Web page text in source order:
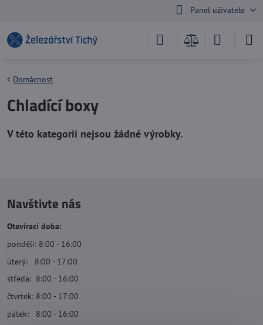
Panel uživatele
Domácnost
Chladící boxy
Navštivte nás
Otevírací doba:
pondělí: 8:00 - 16:00
úterý: 8:00 - 17:00
středa: 8:00 - 16:00
čtvrtek: 8:00 - 17:00
pátek: 8:00 - 16:00